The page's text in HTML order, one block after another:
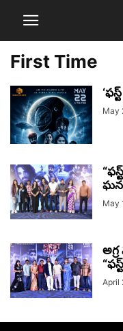
First Time
May
May
April